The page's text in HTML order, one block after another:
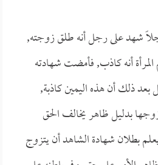
شهد على رجل أنه طلق زوجته,
أنه كاذب, فأمضت شهادته
ذلك أن هذه اليمين كاذبة,
بدليل ظاهر يخالف الحق
بطلان شهادة الشاهد أن يتزوج